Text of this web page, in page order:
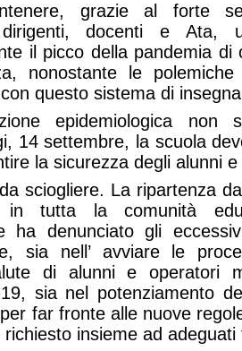
grazie al forte
docenti e Ata,
il picco della pandemia di
nonostante le
questo sistema di
epidemiologica non
14 settembre, la scuola
la sicurezza degli alunni
sciogliere. La ripartenza
in tutta la comunità
ha denunciato gli
sia nell’ avviare le
di alunni e operatori
sia nel potenziamento
far fronte alle nuove
insieme ad